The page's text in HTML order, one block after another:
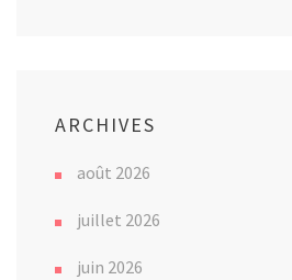
ARCHIVES
août 2026
juillet 2026
juin 2026